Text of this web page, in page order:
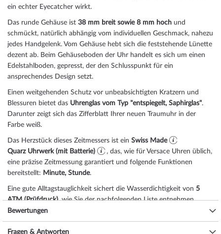
ein echter Eyecatcher wirkt.
Das runde Gehäuse ist 38 mm breit sowie 8 mm hoch und
schmückt, natürlich abhängig vom individuellen Geschmack, nahezu
jedes Handgelenk. Vom Gehäuse hebt sich die feststehende Lünette
dezent ab. Beim Gehäuseboden der Uhr handelt es sich um einen
Edelstahlboden, gepresst, der den Schlusspunkt für ein
ansprechendes Design setzt.
Einen weitgehenden Schutz vor unbeabsichtigten Kratzern und
Blessuren bietet das Uhrenglas vom Typ "entspiegelt, Saphirglas".
Darunter zeigt sich das Zifferblatt Ihrer neuen Traumuhr in der
Farbe weiß.
Das Herzstück dieses Zeitmessers ist ein Swiss Made
Quarz Uhrwerk (mit Batterie)
, das, wie für Versace Uhren üblich,
eine präzise Zeitmessung garantiert und folgende Funktionen
bereitstellt: Minute, Stunde.
Eine gute Alltagstauglichkeit sichert die Wasserdichtigkeit von 5
ATM (Prüfdruck), wie Sie der nachfolgenden Liste entnehmen
können:
Bewertungen
Fragen & Antworten